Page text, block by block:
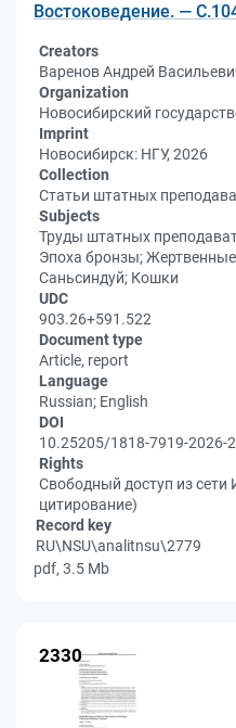
Востоковедение. —
Creators
Варенов Андрей
Organization
Новосибирский
Imprint
Новосибирск: НГУ, 2026
Collection
Статьи штатных
Subjects
Труды штатных
Эпоха бронзы;
Саньсиндуй; Кошки
UDC
903.26+591.522
Document type
Article, report
Language
Russian; English
DOI
10.25205/1818-7919-2026-
Rights
Свободный доступ из сети
цитирование)
Record key
RU\NSU\analitnsu\2779
pdf, 3.5 Mb
2330